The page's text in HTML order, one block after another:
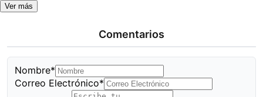
Ver más
Comentarios
Nombre*
Correo Electrónico*